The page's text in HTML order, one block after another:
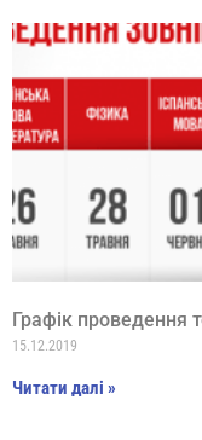
Графік проведення
15.12.2019
Читати далі »